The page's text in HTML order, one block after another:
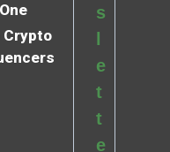
One
Crypto
s
e
t
t
e